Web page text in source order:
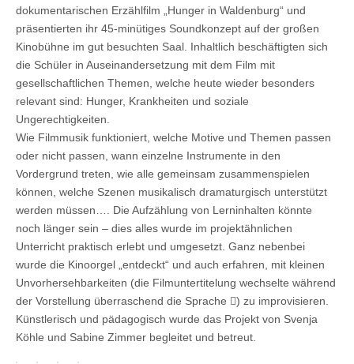
dokumentarischen Erzählfilm „Hunger in Waldenburg“ und
präsentierten ihr 45-minütiges Soundkonzept auf der großen
Kinobühne im gut besuchten Saal. Inhaltlich beschäftigten sich
die Schüler in Auseinandersetzung mit dem Film mit
gesellschaftlichen Themen, welche heute wieder besonders
relevant sind: Hunger, Krankheiten und soziale
Ungerechtigkeiten.
Wie Filmmusik funktioniert, welche Motive und Themen passen
oder nicht passen, wann einzelne Instrumente in den
Vordergrund treten, wie alle gemeinsam zusammenspielen
können, welche Szenen musikalisch dramaturgisch unterstützt
werden müssen…. Die Aufzählung von Lerninhalten könnte
noch länger sein – dies alles wurde im projektähnlichen
Unterricht praktisch erlebt und umgesetzt. Ganz nebenbei
wurde die Kinoorgel „entdeckt“ und auch erfahren, mit kleinen
Unvorhersehbarkeiten (die Filmuntertitelung wechselte während
der Vorstellung überraschend die Sprache ) zu improvisieren.
Künstlerisch und pädagogisch wurde das Projekt von Svenja
Köhle und Sabine Zimmer begleitet und betreut.